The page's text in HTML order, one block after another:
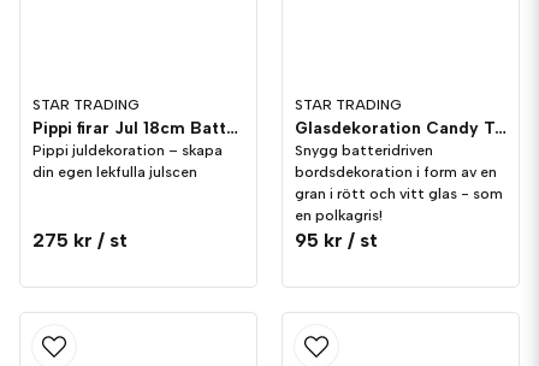
STAR TRADING
Pippi firar Jul 18cm Batteri
Pippi juldekoration – skapa
din egen lekfulla julscen
275 kr / st
STAR TRADING
Glasdekoration Candy Tree 16cm
Snygg batteridriven
bordsdekoration i form av en
gran i rött och vitt glas - som
en polkagris!
95 kr / st